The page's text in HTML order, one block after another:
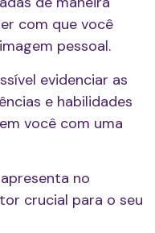
com que você
pessoal.
evidenciar as
e habilidades
você com uma
no
crucial para o seu